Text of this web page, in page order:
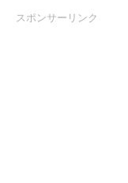
スポンサーリンク